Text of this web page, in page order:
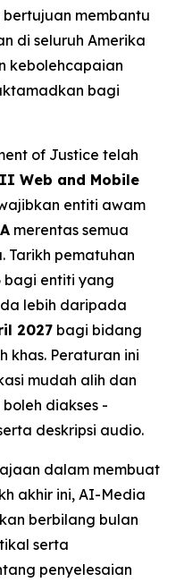
membantu
di seluruh Amerika
kebolehcapaian
bagi
of Justice telah
Web and Mobile
entiti awam
merentas semua
Tarikh pematuhan
bagi entiti yang
lebih daripada
2027 bagi bidang
khas. Peraturan ini
mudah alih dan
diakses -
deskripsi audio.
dalam membuat
akhir ini, AI-Media
berbilang bulan
serta
penyelesaian